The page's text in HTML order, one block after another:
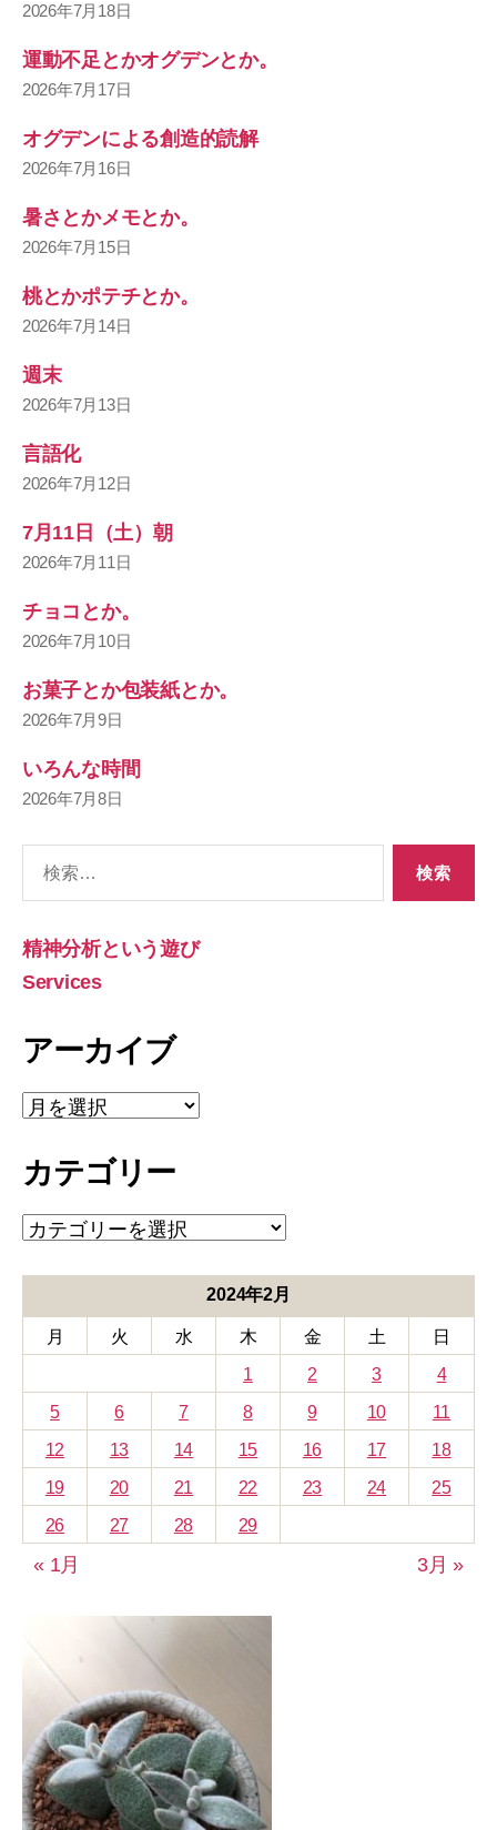
2026年7月18日
運動不足とかオグデンとか。
2026年7月17日
オグデンによる創造的読解
2026年7月16日
暑さとかメモとか。
2026年7月15日
桃とかポテチとか。
2026年7月14日
週末
2026年7月13日
言語化
2026年7月12日
7月11日（土）朝
2026年7月11日
チョコとか。
2026年7月10日
お菓子とか包装紙とか。
2026年7月9日
いろんな時間
2026年7月8日
象:
精神分析という遊び
Services
アーカイブ
ア
ー
イ
カテゴリー
カ
テ
ー
2024年2月
月 火 水 木 金 土
日
1
2 3
4
5
6 7 8 9 10
11
12
13 14 15 16 17
18
19
20 21 22 23 24
25
26
27 28 29
« 1月 3月 »